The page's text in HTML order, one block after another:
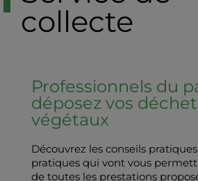
collecte
Professionnels du
déposez vos
végétaux
Découvrez les conseils
pratiques qui vont vous
de toutes les prestations